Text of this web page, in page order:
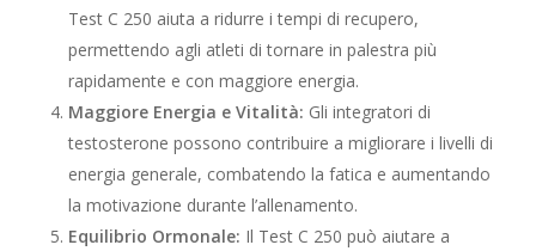
Test C 250 aiuta a ridurre i tempi di recupero,
permettendo agli atleti di tornare in palestra più
rapidamente e con maggiore energia.
Maggiore Energia e Vitalità: Gli integratori di
testosterone possono contribuire a migliorare i livelli di
energia generale, combatendo la fatica e aumentando
la motivazione durante l’allenamento.
Equilibrio Ormonale: Il Test C 250 può aiutare a